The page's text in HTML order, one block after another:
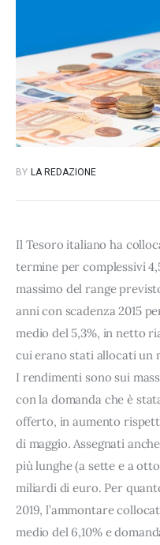
BY LA REDAZIONE
Il Tesoro italiano ha
termine per complessivi
massimo del range
anni con scadenza 2015
medio del 5,3%, in netto
cui erano stati allocati un
I rendimenti sono sui
con la domanda che è
offerto, in aumento
di maggio. Assegnati
più lunghe (a sette e a
miliardi di euro. Per
2019, l’ammontare
medio del 6,10% e